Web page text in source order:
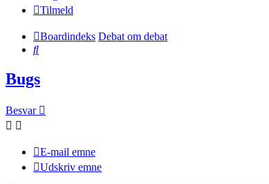
Tilmeld
Boardindeks Debat om debat
Søg
Bugs
Besvar
E-mail emne
Udskriv emne